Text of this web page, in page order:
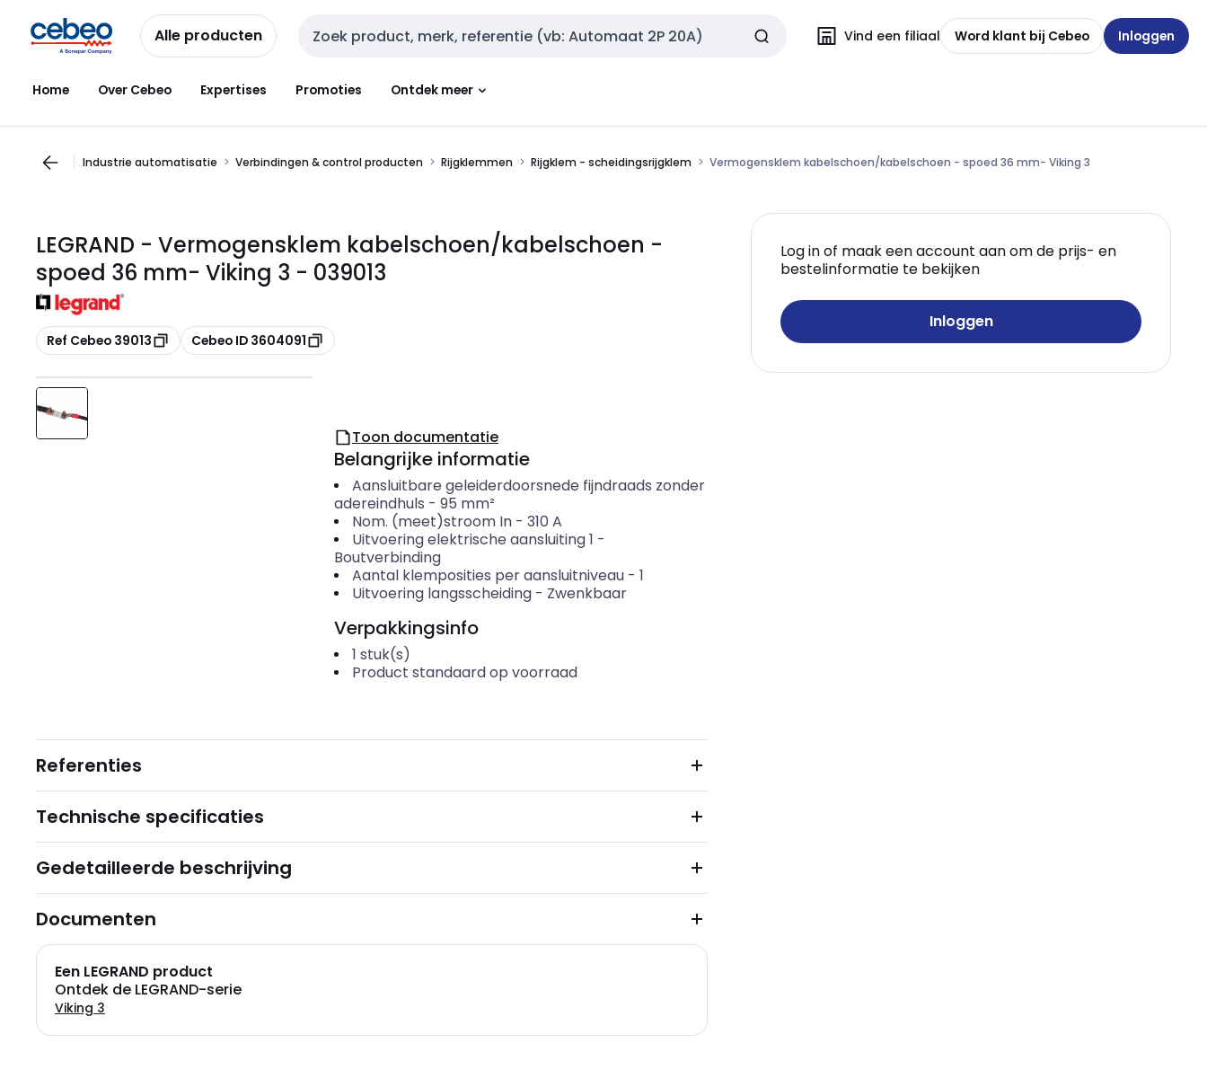
naar
navigatie
naar
inhoud
Alle producten Zoekveld invoer Vind een filiaal Word klant bij Cebeo Inloggen
Home Over Cebeo Expertises Promoties Ontdek meer
Industrie automatisatie Verbindingen & control producten Rijgklemmen Rijgklem - scheidingsrijgklem Vermogensklem kabelschoen/kabelschoen - spoed 36 mm- Viking 3
LEGRAND - Vermogensklem kabelschoen/kabelschoen -
spoed 36 mm- Viking 3 - 039013
Kopiëren
Ref Cebeo 39013 Kopiëren
Cebeo ID 3604091
Log in of maak een account aan om de prijs- en
bestelinformatie te bekijken
Inloggen
Toon documentatie
Belangrijke informatie
Aansluitbare geleiderdoorsnede fijndraads zonder
adereindhuls - 95 mm²
Nom. (meet)stroom In- 310 A
Uitvoering elektrische aansluiting 1 -
Boutverbinding
Aantal klemposities per aansluitniveau- 1
Uitvoering langsscheiding- Zwenkbaar
Verpakkingsinfo
1 stuk(s)
Product standaard op voorraad
Referenties
Technische specificaties
Gedetailleerde beschrijving
Documenten
Een LEGRAND product
Ontdek de LEGRAND-serie
Viking 3